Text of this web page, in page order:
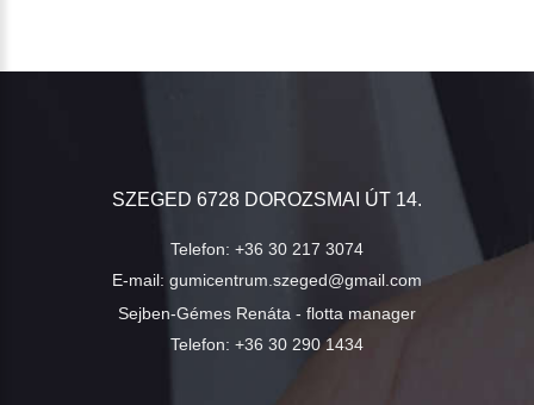
SZEGED 6728 DOROZSMAI ÚT 14.
Telefon: +36 30 217 3074
E-mail: gumicentrum.szeged@gmail.com
Sejben-Gémes Renáta - flotta manager
Telefon: +36 30 290 1434